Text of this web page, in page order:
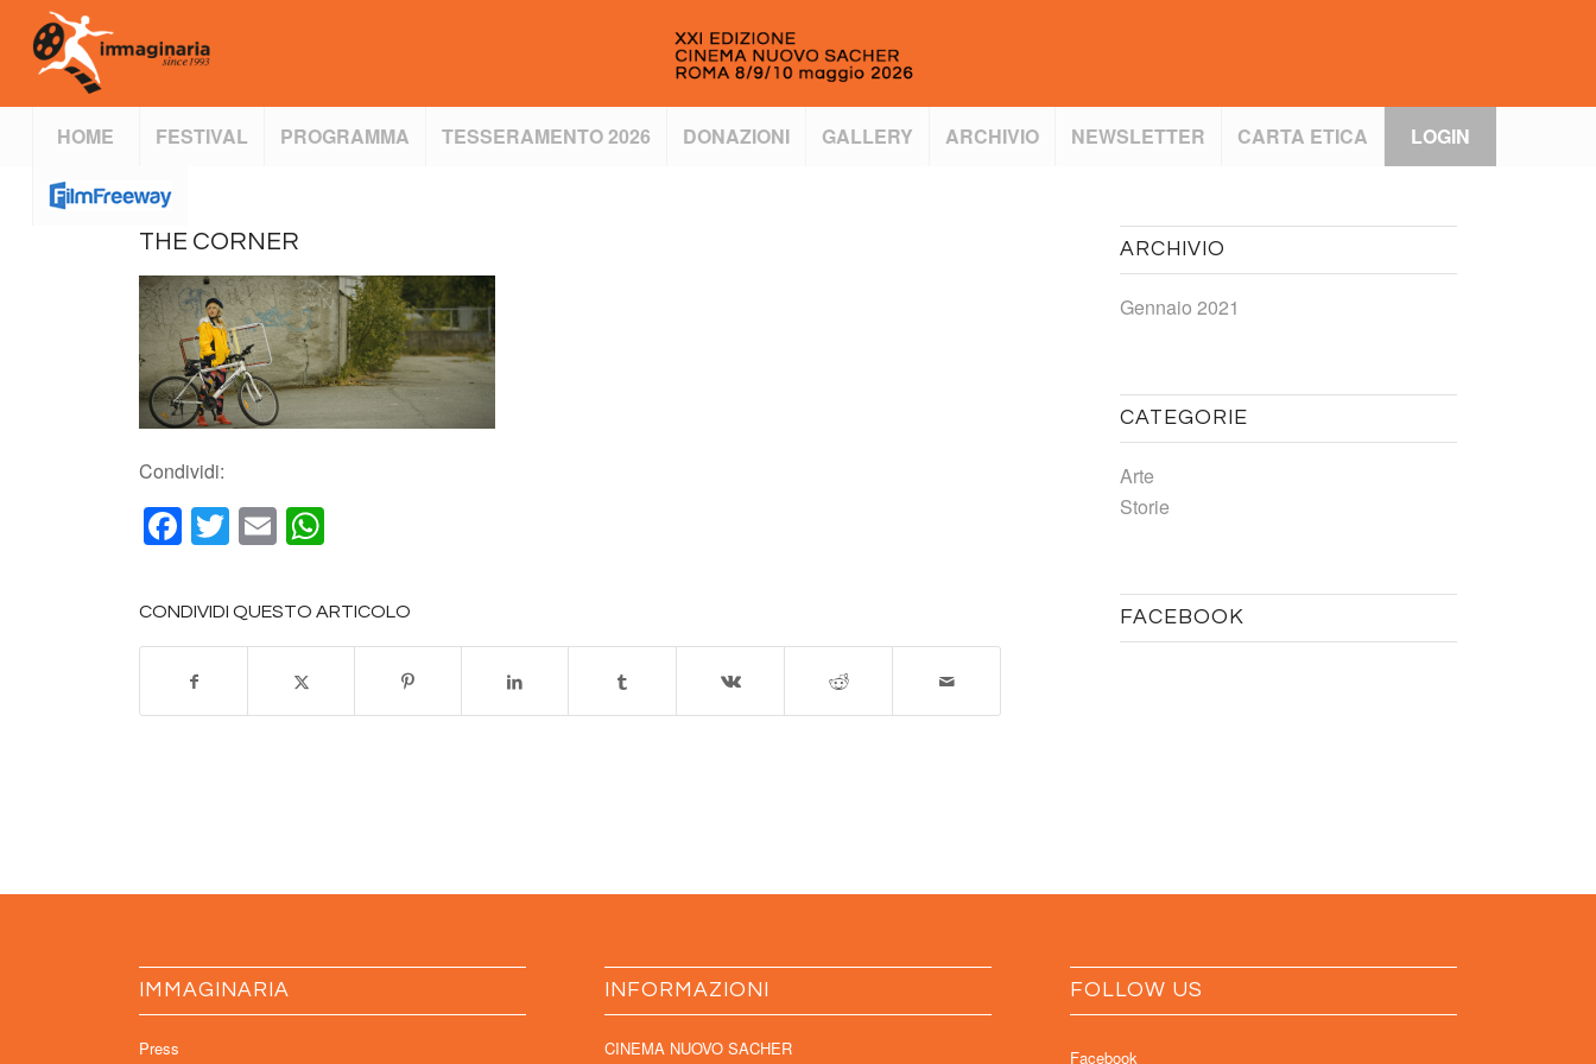
HOME FESTIVAL PROGRAMMA TESSERAMENTO 2026 DONAZIONI GALLERY ARCHIVIO NEWSLETTER CARTA ETICA LOGIN
THE CORNER
Condividi:
Facebook
Twitter
Email
CONDIVIDI QUESTO ARTICOLO
ARCHIVIO
Gennaio 2021
CATEGORIE
Arte
Storie
FACEBOOK
IMMAGINARIA
Press
INFORMAZIONI
CINEMA NUOVO SACHER
FOLLOW US
Facebook